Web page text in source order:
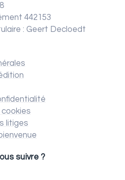
442153
: Geert Decloedt
litiges
suivre ?